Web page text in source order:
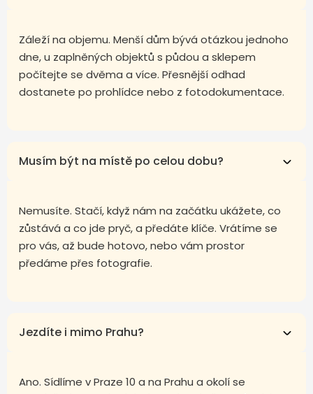
Záleží na objemu. Menší dům bývá otázkou jednoho
dne, u zaplněných objektů s půdou a sklepem
počítejte se dvěma a více. Přesnější odhad
dostanete po prohlídce nebo z fotodokumentace.
Musím být na místě po celou dobu?
Nemusíte. Stačí, když nám na začátku ukážete, co
zůstává a co jde pryč, a předáte klíče. Vrátíme se
pro vás, až bude hotovo, nebo vám prostor
předáme přes fotografie.
Jezdíte i mimo Prahu?
Ano. Sídlíme v Praze 10 a na Prahu a okolí se